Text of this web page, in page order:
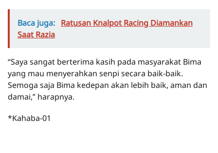
Baca juga: Ratusan Knalpot Racing Diamankan
Saat Razia
“Saya sangat berterima kasih pada masyarakat Bima
yang mau menyerahkan senpi secara baik-baik.
Semoga saja Bima kedepan akan lebih baik, aman dan
damai,” harapnya.
*Kahaba-01